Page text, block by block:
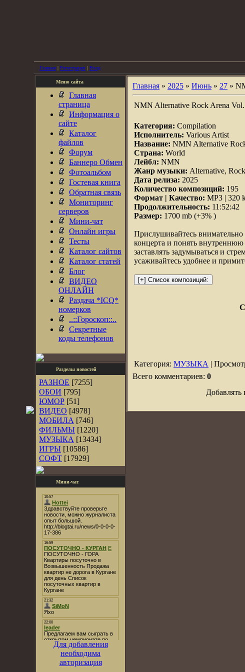
Главная | Регистрация | Вход
Меню сайта
Главная
страница
Информация о
сайте
Каталог
файлов
Форум
Баннеро Обмен
Фотоальбом
Гостевая книга
Обратная связь
Мониторинг
серверов
Мини-чат
Онлайн игры
Тесты
Каталог сайтов
Каталог статей
Блог
ВИДЕО
ОНЛАЙН
Раздача *ICQ*
номерков
..::Гороскоп::..
Секретные
коды телефонов
Разделы новостей
РАЗНОЕ [7255]
ОБОИ [795]
ЮМОР [51]
ВИДЕО [4978]
МОБИЛА [746]
ФИЛЬМЫ [1220]
МУЗЫКА [13434]
ИГРЫ [10586]
СОФТ [17929]
Мини-чат
Для добавления
необходима
авторизация
Главная » 2025 » Июнь » 27 »
NMN Alternative Rock Arena
Категория: Compilation
Исполнитель: Various Artist
Название: NMN Alternative
Страна: World
Лейбл: NMN
Жанр музыки: Alternative, Rock
Дата релиза: 2025
Количество композиций: 195
Формат | Качество: MP3 | 320
Продолжительность: 11:52:42
Размер: 1700 mb (+3% )
Прислушивайтесь
концерта и понять
заставлять задумываться и
усаживайтесь удобнее и
Категория: МУЗЫКА |
Всего комментариев: 0
Добавлять